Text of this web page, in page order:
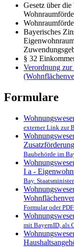
Gesetz über
Bayerisches
§ 32
Verordnung
Formulare
externer Link zur
Baubehörde im
I a -
Bay.
Formular oder
mit BayernID, als